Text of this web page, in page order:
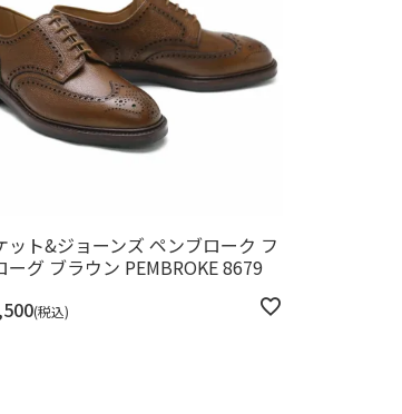
ット&ジョーンズ ペンブローク フ
ーグ ブラウン PEMBROKE 8679
税込